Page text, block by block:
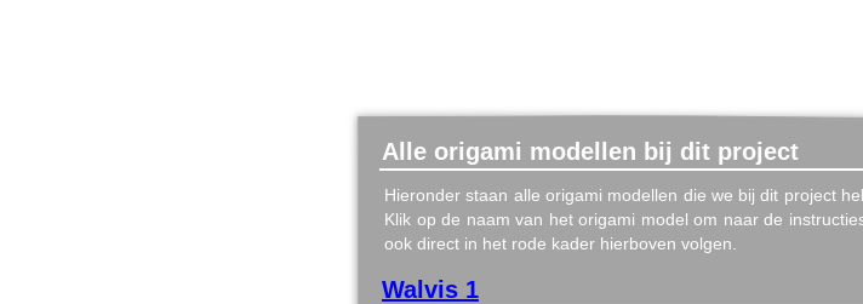
Alle origami modellen bij dit project
Hieronder staan alle origami modellen die we bij dit project
Klik op de naam van het origami model om naar de
ook direct in het rode kader hierboven volgen.
Walvis 1